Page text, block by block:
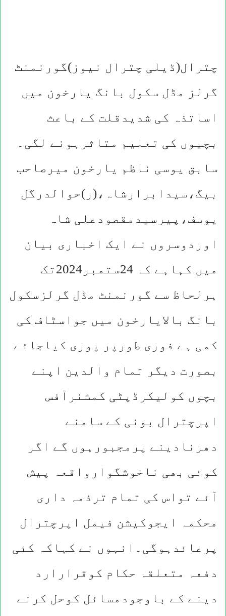
چترال(ڈیلی چترال نیوز)گورنمنٹ
گرلز مڈل سکول بانگ یارخون میں
اساتذہ کی شدیدقلت کے باعث
بچیوں کی تعلیم متاثرہونے لگی۔
سابق یوسی ناظم یارخون میرصاحب
بیگ،سیدابرارشاہ،(ر)حوالدرگل
یوسف،پیرسیدمقصودعلی شاہ
اوردوسروں نے ایک اخباری بیان
میں کہاہے کہ 24ستمبر2024تک
ہرلحاظ سے گورنمنٹ مڈل گرلزسکول
بانگ بالایارخون میں جواسٹاف کی
کمی ہے فوری طورپر پوری کیاجائے
بصورت دیگر تمام والدین اپنے
بچوں کولیکرڈپٹی کمشنرآفس
اپرچترال بونی کے سامنے
دھرنادینے پرمجبورہوں گے اگر
کوئی بھی ناخوشگوارواقعہ پیش
آئے تواس کی تمام ترذمہ داری
محکمہ ایجوکیشن فیمل اپرچترال
پرعائدہوگی۔انہوں نے کہاکہ کئی
دفعہ متعلقہ حکام کوقرارارد
دینے کے باوجودمسائل کوحل کرنے